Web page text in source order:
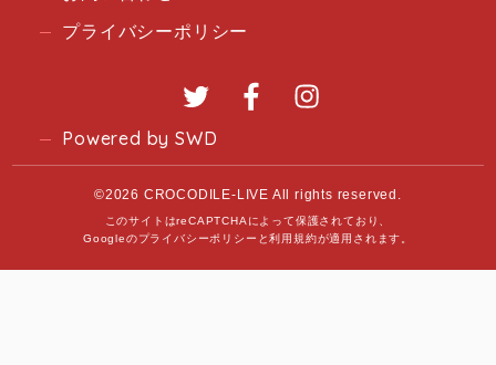
プライバシーポリシー
Twitter Facebook
Powered by SWD
©2026 CROCODILE-LIVE All rights reserved.
このサイトはreCAPTCHAによって保護されており、
Googleのプライバシーポリシー と利用規約が適用されます。